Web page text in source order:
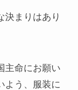
決まりはあり
主命にお願い
よう、服装に